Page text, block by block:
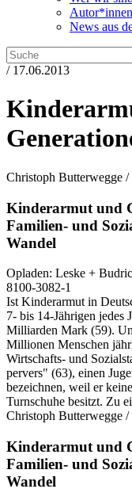
Autor*innen
News aus
/ 17.06.2013
Christoph Butterwegge
Kinderarmut und
Familien- und
Wandel
Opladen: Leske +
8100-3082-1
Ist Kinderarmut in
7- bis 14-Jährigen jedes
Milliarden Mark (59).
Millionen Menschen
Wirtschafts- und
pervers" (63), einen
bezeichnen, weil er
Turnschuhe besitzt. Zu
Christoph Butterwegge
Kinderarmut und
Familien- und
Wandel